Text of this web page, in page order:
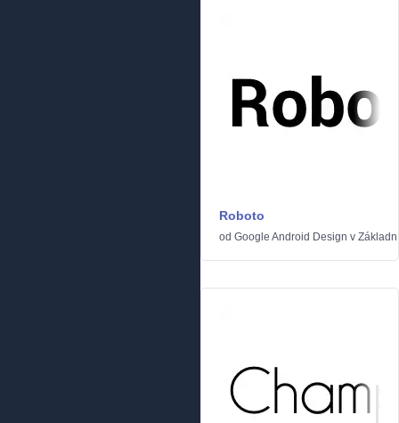
Roboto
od Google Android Design v Základní